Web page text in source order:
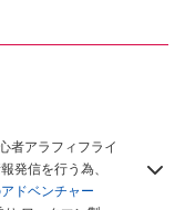
ドベンチャー